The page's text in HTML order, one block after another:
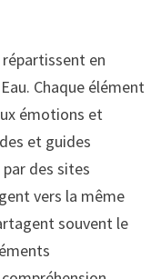
en
Chaque élément
émotions et
et guides
des sites
vers la même
souvent le